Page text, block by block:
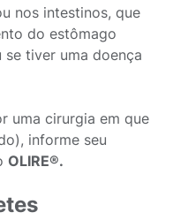
nos intestinos, que
do estômago
tiver uma doença
uma cirurgia em que
informe seu
OLIRE®.